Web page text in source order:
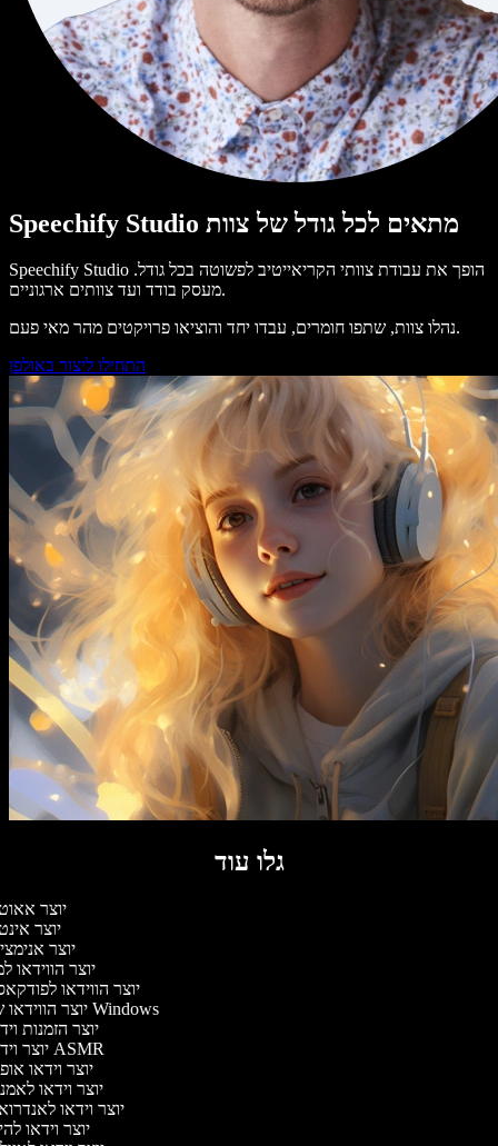
Speechify Studio מתאים לכל גודל של צוות
Speechify Studio הופך את עבודת צוותי הקריאייטיב לפשוטה בכל גודל.
מעסק בודד ועד צוותים ארגוניים.
נהלו צוות, שתפו חומרים, עבדו יחד והוציאו פרויקטים מהר מאי פעם.
התחילו ליצור באולפן
גלו עוד
יוצר
יוצר
יוצר
יוצר הווידאו
יוצר הווידאו
יוצר הווידאו של Windows
יוצר הזמנות
יוצר וידאו ASMR
יוצר וידאו
יוצר וידאו
יוצר וידאו
יוצר וידאו